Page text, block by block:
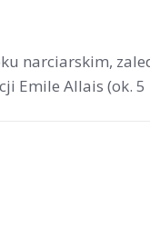
narciarskim,
Emile Allais (ok. 5